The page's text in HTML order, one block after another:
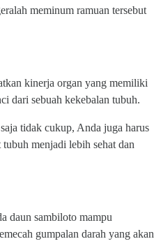
meminum ramuan tersebut
kinerja organ yang memiliki
dari sebuah kekebalan tubuh.
tidak cukup, Anda juga harus
menjadi lebih sehat dan
daun sambiloto mampu
gumpalan darah yang akan